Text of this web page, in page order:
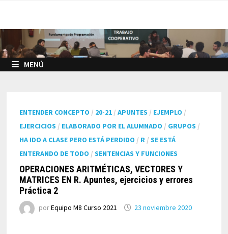
contenido
MENÚ
ENTENDER CONCEPTO / 20-21 /APUNTES / EJEMPLO /
EJERCICIOS / ELABORADO POR EL ALUMNADO / GRUPOS /
HA IDO A CLASE PERO ESTÁ PERDIDO / R /SE ESTÁ
ENTERANDO DE TODO /SENTENCIAS Y FUNCIONES
OPERACIONES ARITMÉTICAS, VECTORES Y
MATRICES EN R. Apuntes, ejercicios y errores
Práctica 2
porEquipo M8 Curso 2021 23 noviembre 2020